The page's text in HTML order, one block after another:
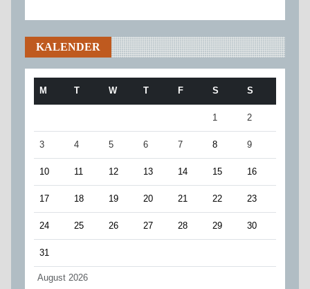
KALENDER
August 2026
M T W T F S S
1 2
3 4 5 6 7 8 9
10 11 12 13 14 15 16
17 18 19 20 21 22 23
24 25 26 27 28 29 30
31